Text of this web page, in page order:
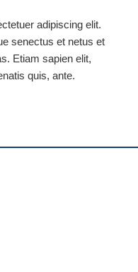
adipiscing elit.
senectus et netus et
Etiam sapien elit,
quis, ante.